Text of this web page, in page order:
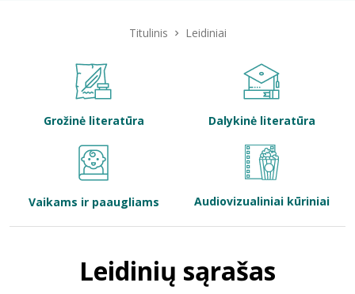
Bibliotekoms
Titulinis Leidiniai
Grožinė literatūra Dalykinė literatūra
Vaikams ir paaugliams Audiovizualiniai kūriniai
Leidinių sąrašas